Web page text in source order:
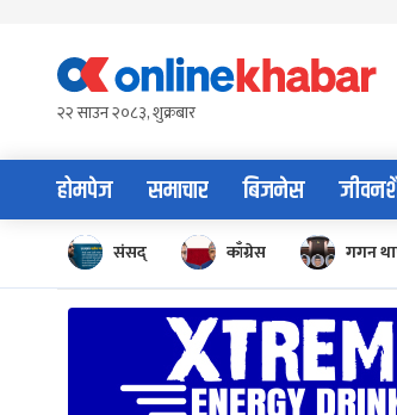
content२२ साउन २०८३, शुक्रबार
होमपेज समाचार बिजनेस
संसद् काँग्रेस गगन